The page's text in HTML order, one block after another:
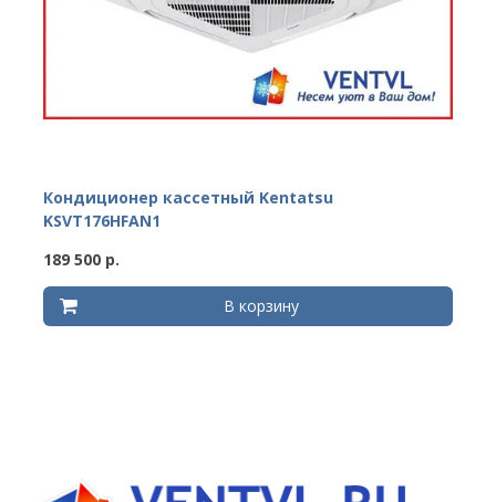
Кондиционер кассетный Kentatsu
KSVT176HFAN1
189 500 р.
В корзину